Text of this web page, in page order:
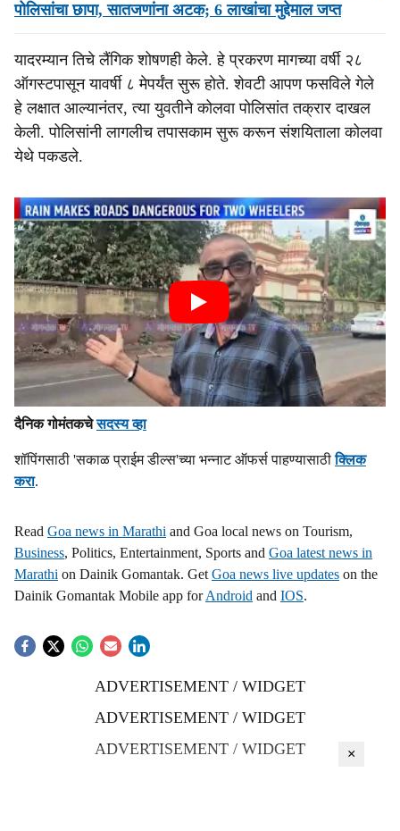
पोलिसांचा छापा, सातजणांना अटक; 6 लाखांचा मुद्देमाल जप्त
यादरम्यान तिचे लैंगिक शोषणही केले. हे प्रकरण मागच्या वर्षी २८
ऑगस्टपासून यावर्षी ८ मेपर्यंत सुरू होते. शेवटी आपण फसविले गेले
हे लक्षात आल्यानंतर, त्या युवतीने कोलवा पोलिसांत तक्रार दाखल
केली. पोलिसांनी लागलीच तपासकाम सुरू करून संशयिताला कोलवा
येथे पकडले.
दैनिक गोमंतकचेसदस्य व्हा
शॉपिंगसाठी 'सकाळ प्राईम डील्स'च्या भन्नाट ऑफर्स पाहण्यासाठीक्लिक
करा.
Read Goa news in Marathi and Goa local news on Tourism,
Business, Politics, Entertainment, Sports and Goa latest news in
Marathi on Dainik Gomantak. Get Goa news live updates on the
Dainik Gomantak Mobile app forAndroid and IOS.
ADVERTISEMENT / WIDGET
ADVERTISEMENT / WIDGET
ADVERTISEMENT / WIDGET
×